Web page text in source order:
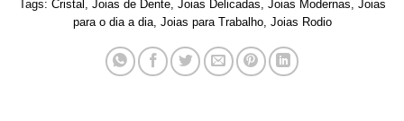
Tags: Cristal Joias de Dente, Joias Delicadas Joias Modernas Joias
para o dia a dia, Joias para Trabalho, Joias Rodio